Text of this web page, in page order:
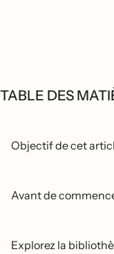
TABLE DES
Objectif de cet
Avant de
Explorez la